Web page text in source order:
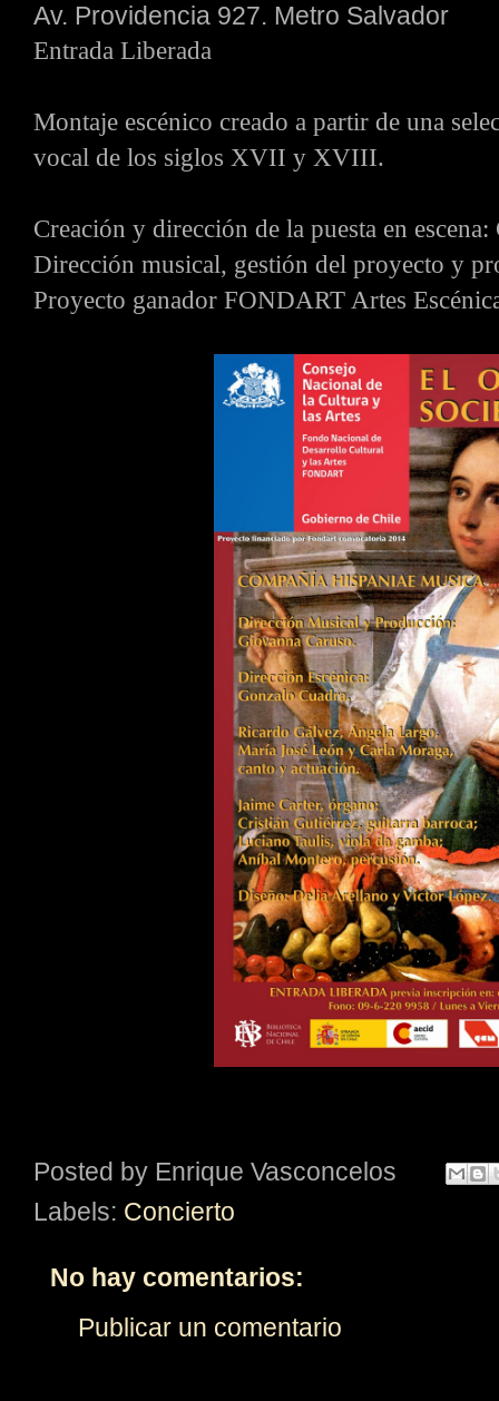
Av. Providencia 927. Metro Salvador
Entrada Liberada
Montaje escénico creado a partir de una
vocal de los siglos XVII y XVIII.
Creación y dirección de la puesta en
Dirección musical, gestión del proyecto y
Proyecto ganador FONDART Artes
Posted by Enrique Vasconcelos
Labels: Concierto
No hay comentarios:
Publicar un comentario